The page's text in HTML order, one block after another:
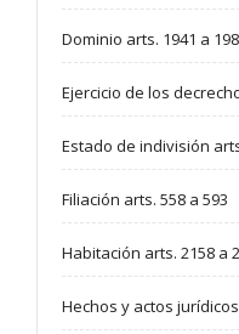
Dominio arts. 1941 a
Ejercicio de los
Estado de indivisión
Filiación arts. 558 a 593
Habitación arts. 2158 a
Hechos y actos